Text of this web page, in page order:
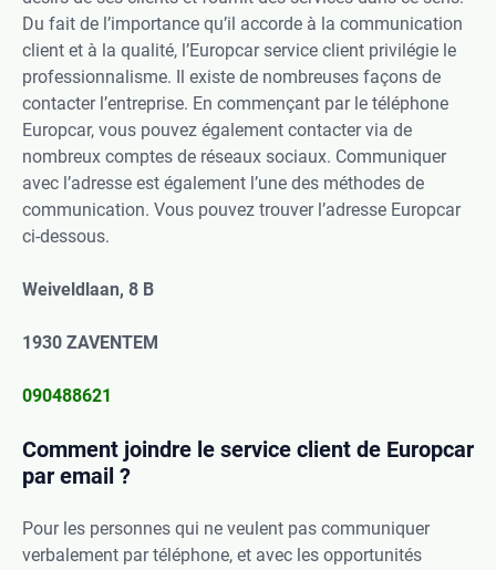
Du fait de l’importance qu’il accorde à la communication
client et à la qualité, l’Europcar service client privilégie le
professionnalisme. Il existe de nombreuses façons de
contacter l’entreprise. En commençant par le téléphone
Europcar, vous pouvez également contacter via de
nombreux comptes de réseaux sociaux. Communiquer
avec l’adresse est également l’une des méthodes de
communication. Vous pouvez trouver l’adresse Europcar
ci-dessous.
Weiveldlaan, 8 B
1930 ZAVENTEM
090488621
Comment joindre le service client de Europcar
par email ?
Pour les personnes qui ne veulent pas communiquer
verbalement par téléphone, et avec les opportunités